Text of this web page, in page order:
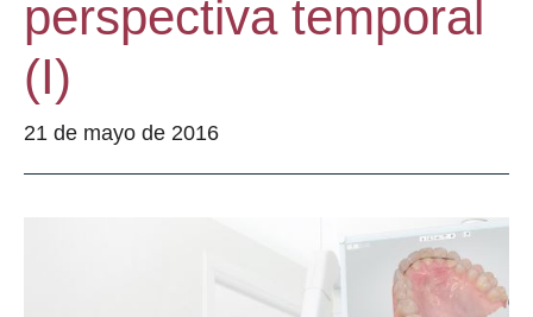
perspectiva temporal
(I)
21 de mayo de 2016